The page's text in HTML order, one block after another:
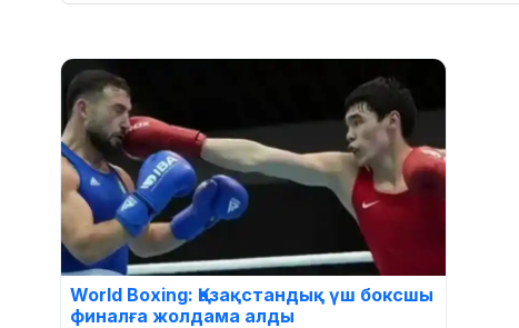
World Boxing: Қазақстандық үш боксшы
финалға жолдама алды